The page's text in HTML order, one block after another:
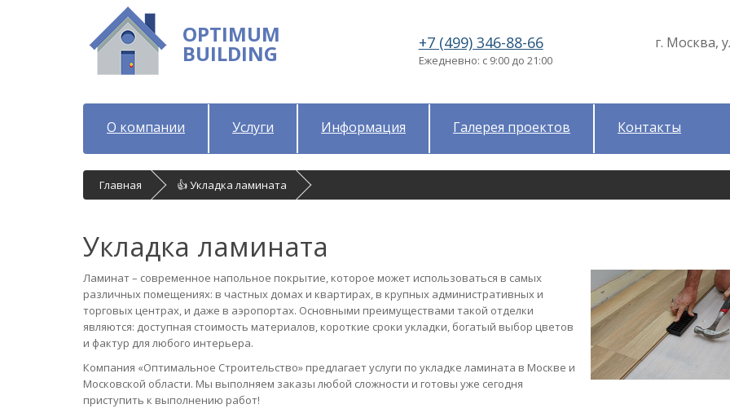
OPTIMUM
BUILDING +7 (499) 346-88-66
Ежедневно: с 9:00 до 21:00
г. Москва,
О компании Услуги Информация Галерея проектов Контакты
Главная 👍 Укладка ламината
Укладка ламината
Ламинат – современное напольное покрытие, которое может использоваться в самых
различных помещениях: в частных домах и квартирах, в крупных административных и
торговых центрах, и даже в аэропортах. Основными преимуществами такой отделки
являются: доступная стоимость материалов, короткие сроки укладки, богатый выбор цветов
и фактур для любого интерьера.
Компания «Оптимальное Строительство» предлагает услуги по укладке ламината в Москве и
Московской области. Мы выполняем заказы любой сложности и готовы уже сегодня
приступить к выполнению работ!